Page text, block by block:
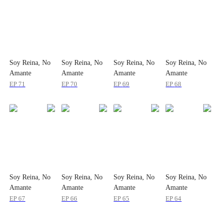
Soy Reina, No
Amante
EP 71
Soy Reina, No
Amante
EP 70
Soy Reina, No
Amante
EP69
Soy Reina, No
Amante
EP68
Soy Reina, No
Amante
EP67
Soy Reina, No
Amante
EP66
Soy Reina, No
Amante
EP65
Soy Reina, No
Amante
EP64